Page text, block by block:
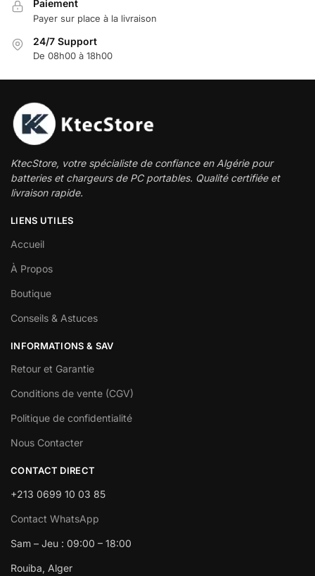
Paiement
Payer sur place à la livraison
24/7 Support
De 08h00 à 18h00
KtecStore, votre spécialiste de confiance en Algérie pour
batteries et chargeurs de PC portables. Qualité certifiée et
livraison rapide.
LIENS UTILES
Accueil
À Propos
Boutique
Conseils & Astuces
INFORMATIONS & SAV
Retour et Garantie
Conditions de vente (CGV)
Politique de confidentialité
Nous Contacter
CONTACT DIRECT
+213 0699 10 03 85
Contact WhatsApp
Sam – Jeu : 09:00 – 18:00
Rouiba, Alger